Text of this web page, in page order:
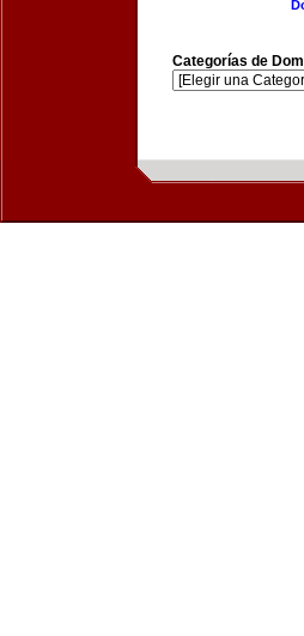
Categorías de